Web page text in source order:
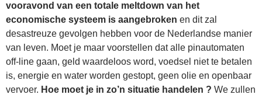
vooravond van een totale meltdown van het
economische systeem is aangebroken en dit zal
desastreuze gevolgen hebben voor de Nederlandse manier
van leven. Moet je maar voorstellen dat alle pinautomaten
off-line gaan, geld waardeloos word, voedsel niet te betalen
is, energie en water worden gestopt, geen olie en openbaar
vervoer. Hoe moet je in zo’n situatie handelen ? We zullen